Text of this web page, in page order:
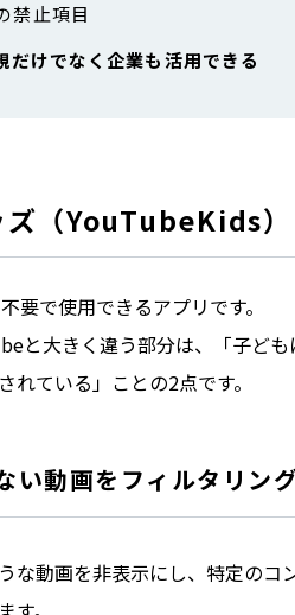
禁止項目
けでなく企業も活用できる
（YouTubeKids）
要で使用できるアプリです。
と大きく違う部分は、「子ど
れている」ことの2点です。
い動画をフィルタリン
な動画を非表示にし、特定の